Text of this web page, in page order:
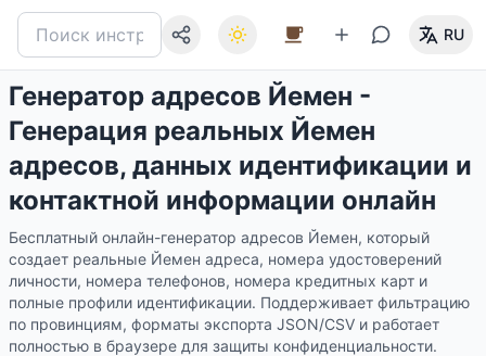
RU
Генератор адресов Йемен -
Генерация реальных Йемен
адресов, данных идентификации и
контактной информации онлайн
Бесплатный онлайн-генератор адресов Йемен, который
создает реальные Йемен адреса, номера удостоверений
личности, номера телефонов, номера кредитных карт и
полные профили идентификации. Поддерживает фильтрацию
по провинциям, форматы экспорта JSON/CSV и работает
полностью в браузере для защиты конфиденциальности.